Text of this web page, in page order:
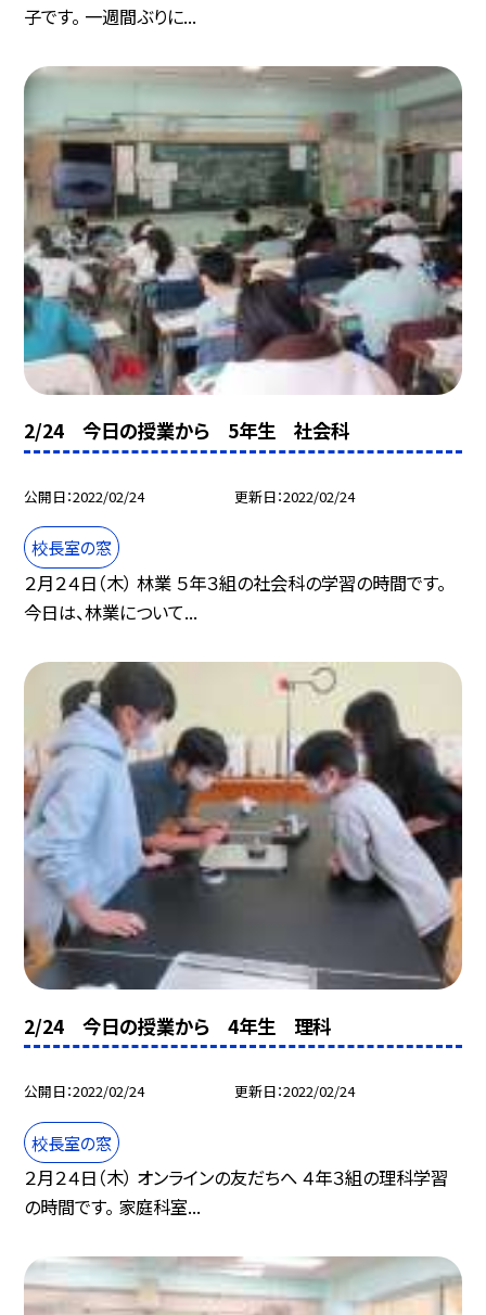
子です。 一週間ぶりに...
2/24 今日の授業から 5年生 社会科
公開日 2022/02/24 更新日 2022/02/24
校長室の窓
２月２４日（木） 林業 ５年３組の社会科の学習の時間です。
今日は、林業について...
2/24 今日の授業から 4年生 理科
公開日 2022/02/24 更新日 2022/02/24
校長室の窓
２月２４日（木） オンラインの友だちへ ４年３組の理科学習
の時間です。 家庭科室...